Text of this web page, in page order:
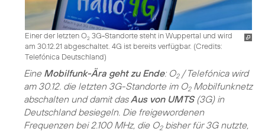
Einer der letzten O2 3G-Standorte steht in Wuppertal und wird
am 30.12.21 abgeschaltet. 4G ist bereits verfügbar. (Credits:
Telefónica Deutschland)
Eine Mobilfunk-Ära geht zu Ende: O2/ Telefónica wird
am 30.12. die letzten 3G-Standorte im O2Mobilfunknetz
abschalten und damit dasAus von UMTS(3G) in
Deutschland besiegeln. Die freigewordenen
Frequenzen bei 2.100 MHz, die O2bisher für 3G nutzte,